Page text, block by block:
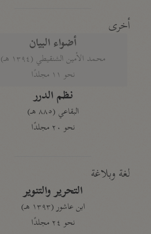
أخرى
أضواء البيان
محمد الأمين الشنقيطي (١٣٩٤ هـ)
نحو ١١ مجلدًا
نظم الدرر
البقاعي (٨٨٥ هـ)
نحو ٢٠ مجلدًا
لغة وبلاغة
التحرير والتنوير
ابن عاشور (١٣٩٣ هـ)
نحو ٢٤ مجلدًا